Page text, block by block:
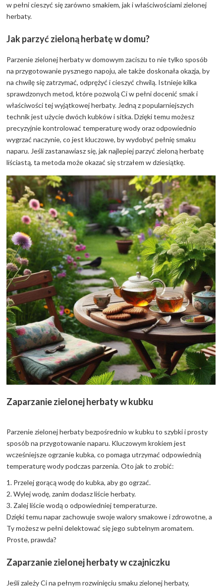
w pełni cieszyć się zarówno smakiem, jak i właściwościami zielonej
herbaty.
Jak parzyć zieloną herbatę w domu?
Parzenie zielonej herbaty w domowym zaciszu to nie tylko sposób
na przygotowanie pysznego napoju, ale także doskonała okazja, by
na chwilę się zatrzymać, odprężyć i cieszyć chwilą. Istnieje kilka
sprawdzonych metod, które pozwolą Ci w pełni docenić smak i
właściwości tej wyjątkowej herbaty. Jedną z popularniejszych
technik jest użycie dwóch kubków i sitka. Dzięki temu możesz
precyzyjnie kontrolować temperaturę wody oraz odpowiednio
wygrzać naczynie, co jest kluczowe, by wydobyć pełnię smaku
naparu. Jeśli zastanawiasz się, jak najlepiej parzyć zieloną herbatę
liściastą, ta metoda może okazać się strzałem w dziesiątkę.
Zaparzanie zielonej herbaty w kubku
Parzenie zielonej herbaty bezpośrednio w kubku to szybki i prosty
sposób na przygotowanie naparu. Kluczowym krokiem jest
wcześniejsze ogrzanie kubka, co pomaga utrzymać odpowiednią
temperaturę wody podczas parzenia. Oto jak to zrobić:
1. Przelej gorącą wodę do kubka, aby go ogrzać.
2. Wylej wodę, zanim dodasz liście herbaty.
3. Zalej liście wodą o odpowiedniej temperaturze.
Dzięki temu napar zachowuje swoje walory smakowe i zdrowotne, a
Ty możesz w pełni delektować się jego subtelnym aromatem.
Proste, prawda?
Zaparzanie zielonej herbaty w czajniczku
Jeśli zależy Ci na pełnym rozwinięciu smaku zielonej herbaty,